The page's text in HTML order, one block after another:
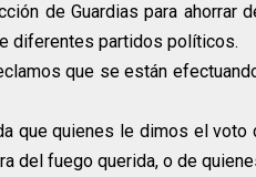
de Guardias para ahorrar
diferentes partidos políticos.
que se están
que quienes le dimos el
del fuego querida, o de